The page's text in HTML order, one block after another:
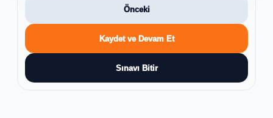
Önceki
Kaydet ve Devam Et
Sınavı Bitir